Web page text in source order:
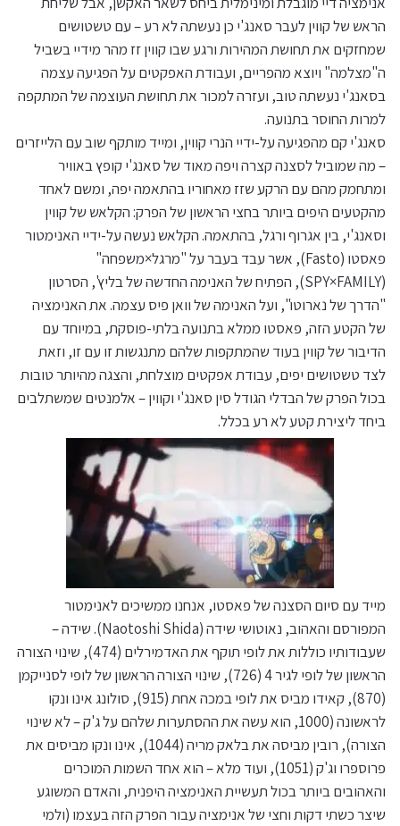
הראש של קווין לעבר סאנג'י כן נעשתה לא רע – עם טשטושים
שמחזקים את תחושת המהירות ורגע שבו קווין זז מהר מידיי בשביל
ה"מצלמה" ויוצא מהפריים, ועבודת האפקטים על הפגיעה עצמה
בסאנג'י נעשתה טוב, ועזרה למכור את תחושת העוצמה של המתקפה
למרות החוסר בתנועה.
סאנג'י קם מהפגיעה על-ידיי הנרי קווין, ומייד מותקף שוב עם הלייזרים
– מה שמוביל לסצנה קצרה ויפה מאוד של סאנג'י קופץ באוויר
ומתחמק מהם עם הרקע שזז מאחוריו בהתאמה יפה, ומשם לאחד
מהקטעים היפים ביותר בחצי הראשון של הפרק: הקלאש של קווין
וסאנג'י, בין אגרוף ורגל, בהתאמה. הקלאש נעשה על-ידיי האנימטור
פאסטו (Fasto), אשר עבד בעבר על "מרגל×משפחה"
(SPY×FAMILY), הפתיח של האנימה החדשה של בליץ', הסרטון
"הדרך של נארוטו", ועל האנימה של וואן פיס עצמה. את האנימציה
של הקטע הזה, פאסטו ממלא בתנועה בלתי-פוסקת, במיוחד עם
הדיבור של קווין בעוד שהמתקפות שלהם מתנגשות זו עם זו, וזאת
לצד טשטושים יפים, עבודת אפקטים מוצלחת, והצגה מהיותר טובות
בכול הפרק של הבדלי הגודל סין סאנג'י וקווין – אלמנטים שמשתלבים
ביחד ליצירת קטע לא רע בכלל.
מייד עם סיום הסצנה של פאסטו, אנחנו ממשיכים לאנימטור
המפורסם והאהוב, נאוטושי שידה (Naotoshi Shida). שידה –
שעבודותיו כוללות את לופי תוקף את האדמירלים (474), שינוי הצורה
הראשון של לופי לגיר 4 (726), שינוי הצורה הראשון של לופי לסנייקמן
(870), קאידו מביס את לופי במכה אחת (915), סולונג אינו ונקו
לראשונה (1000, הוא עשה את ההסתערות שלהם על ג'ק – לא שינוי
הצורה), רובין מביסה את בלאק מריה (1044), אינו ונקו מביסים את
פרוספרו וג'ק (1051), ועוד מלא – הוא אחד השמות המוכרים
והאהובים ביותר בכול תעשיית האנימציה היפנית, והאדם המשוגע
שיצר כשתי דקות וחצי של אנימציה עבור הפרק הזה בעצמו (ולמי